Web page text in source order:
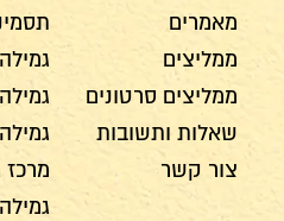
מאמרים
ממליצים
ממליצים סרטונים
שאלות ותשובות
צור קשר
מרכז